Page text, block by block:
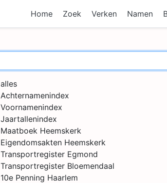
Home Zoek Verken Namen
alles
Achternamenindex
Voornamenindex
Jaartallenindex
Maatboek Heemskerk
Eigendomsakten Heemskerk
Transportregister Egmond
Transportregister Bloemendaal
10e Penning Haarlem